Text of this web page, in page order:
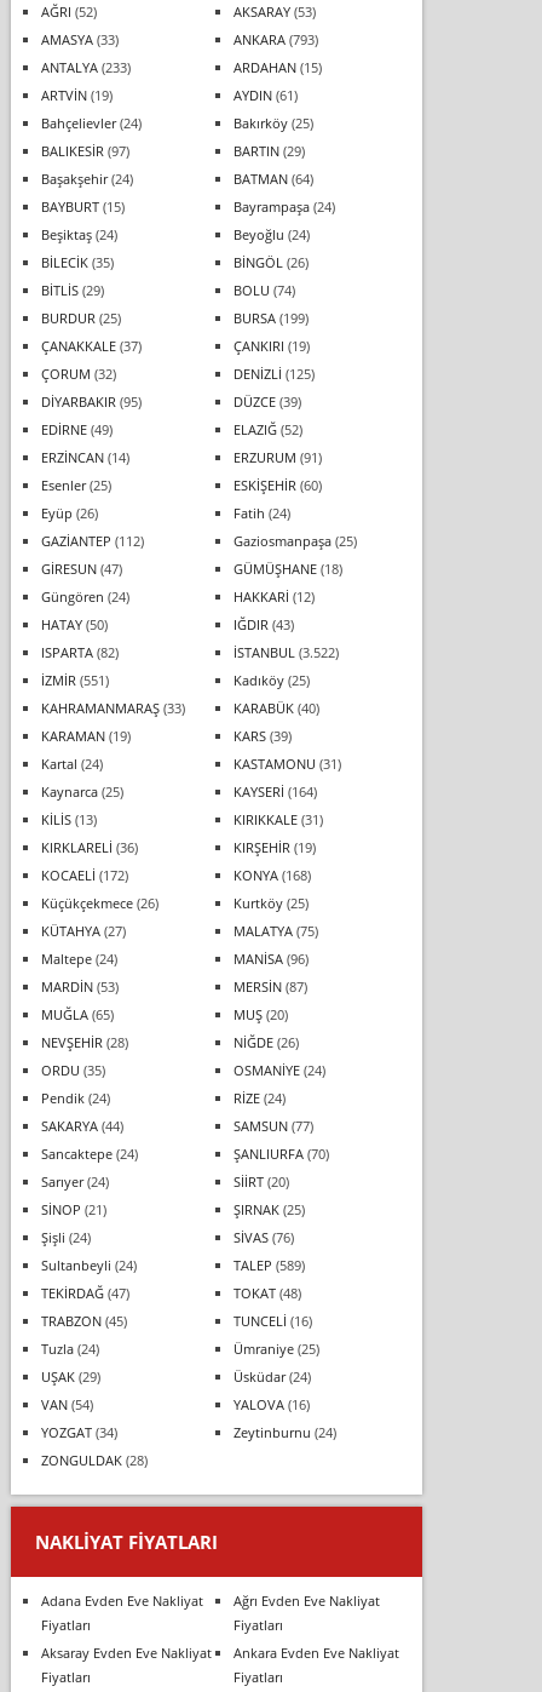
AĞRI (52) AKSARAY(53)
AMASYA(33) ANKARA(793)
ANTALYA(233) ARDAHAN(15)
ARTVİN(19) AYDIN(61)
Bahçelievler(24) Bakırköy(25)
BALIKESİR (97) BARTIN(29)
Başakşehir(24) BATMAN(64)
BAYBURT(15) Bayrampaşa(24)
Beşiktaş(24) Beyoğlu (24)
BİLECİK(35) BİNGÖL (26)
BİTLİS(29) BOLU (74)
BURDUR (25) BURSA(199)
ÇANAKKALE(37) ÇANKIRI (19)
ÇORUM (32) DENİZLİ (125)
DİYARBAKIR (95) DÜZCE(39)
EDİRNE(49) ELAZIĞ(52)
ERZİNCAN(14) ERZURUM (91)
Esenler(25) ESKİŞEHİR (60)
Eyüp (26) Fatih (24)
GAZİANTEP (112) Gaziosmanpaşa(25)
GİRESUN(47) GÜMÜŞHANE(18)
Güngören (24) HAKKARİ (12)
HATAY(50) IĞDIR (43)
ISPARTA(82) İSTANBUL (3.522)
İZMİR (551) Kadıköy(25)
KAHRAMANMARAŞ(33) KARABÜK(40)
KARAMAN(19) KARS(39)
Kartal (24) KASTAMONU (31)
Kaynarca(25) KAYSERİ (164)
KİLİS(13) KIRIKKALE(31)
KIRKLARELİ (36) KIRŞEHİR (19)
KOCAELİ (172) KONYA(168)
Küçükçekmece(26) Kurtköy(25)
KÜTAHYA(27) MALATYA(75)
Maltepe(24) MANİSA(96)
MARDİN(53) MERSİN(87)
MUĞLA(65) MUŞ(20)
NEVŞEHİR (28) NİĞDE(26)
ORDU (35) OSMANİYE(24)
Pendik(24) RİZE(24)
SAKARYA(44) SAMSUN(77)
Sancaktepe(24) ŞANLIURFA(70)
Sarıyer(24) SİİRT(20)
SİNOP (21) ŞIRNAK(25)
Şişli (24) SİVAS(76)
Sultanbeyli (24) TALEP (589)
TEKİRDAĞ(47) TOKAT(48)
TRABZON(45) TUNCELİ (16)
Tuzla(24) Ümraniye(25)
UŞAK(29) Üsküdar(24)
VAN(54) YALOVA(16)
YOZGAT(34) Zeytinburnu (24)
ZONGULDAK(28)
NAKLIYAT FIYATLARI
Adana Evden Eve Nakliyat
Fiyatları
Ağrı Evden Eve Nakliyat
Fiyatları
Aksaray Evden Eve Nakliyat
Fiyatları
Ankara Evden Eve Nakliyat
Fiyatları